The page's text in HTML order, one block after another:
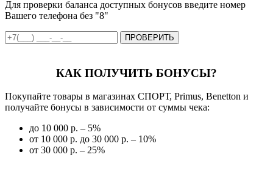
Для проверки баланса доступных бонусов введите номер
Вашего телефона без "8"
ПРОВЕРИТЬ
КАК ПОЛУЧИТЬ БОНУСЫ?
Покупайте товары в магазинах СПОРТ, Primus, Benetton и
получайте бонусы в зависимости от суммы чека:
до 10 000 р. – 5%
от 10 000 р. до 30 000 р. – 10%
от 30 000 р. – 25%